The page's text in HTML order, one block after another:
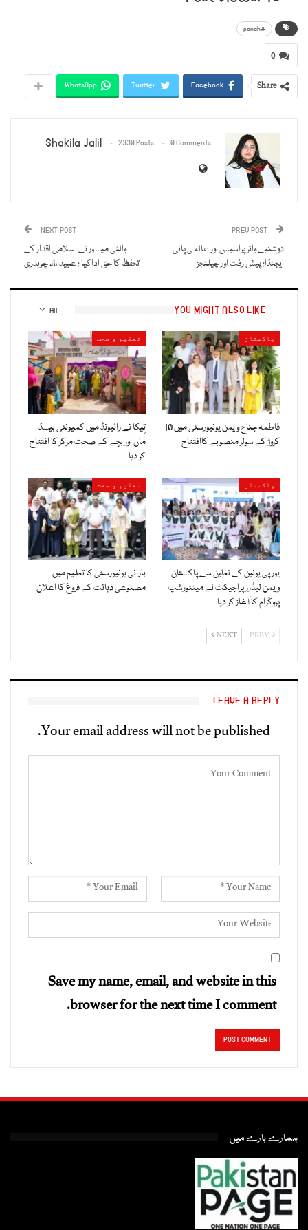
#panah
0
Share
Facebook
Twitter
WhatsApp
Shakila Jalil 2330 Posts 0 Comments
دوشنبے واٹر پراسیس اور عالمی پانی
ایجنڈا: پیش رفت اور چیلنجز
NEXT POST
والئی میسور نے اسلامی اقدار کے
تحفظ کا حق اداکیا : عبیداللہ چوہدری
All YOU MIGHT ALSO LIKE
پاکستان
فاطمہ جناح ویمن یونیورسٹی میں 10
کروڑ کے سولر منصوبے کاافتتاح
تعلیم و صحت
تِیکا نے رائیونڈ میں کمیونٹی بیسڈ
ماں اور بچے کے صحت مرکز کا افتتاح
کر دیا
پاکستان
یورپی یونین کے تعاون سے پاکستان
ویمن لیڈرز پراجیکٹ نے مینٹورشپ
پروگرام کا آغاز کر دیا
تعلیم و صحت
بارانی یونیورسٹی کا تعلیم میں
مصنوعی ذہانت کے فروغ کا اعلان
NEXT
LEAVE A REPLY
Your email address will not be published.
Save my name, email, and website in this
browser for the next time I comment.
ہمارے بارے میں